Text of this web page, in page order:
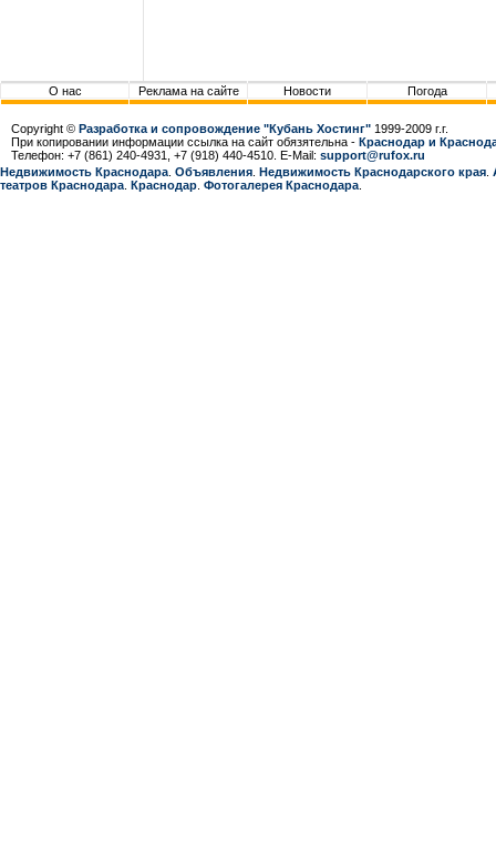
О нас Реклама на сайте Новости Погода
Copyright © Разработка и сопровождение "Кубань Хостинг" 1999-2009 г.г.
При копировании информации ссылка на сайт обязятельна - Краснодар и
Телефон: +7 (861) 240-4931, +7 (918) 440-4510. E-Mail: support@rufox.ru
Недвижимость Краснодара Объявления Недвижимость Краснодарcкого края
театров Краснодара Краснодар Фотогалерея Краснодара